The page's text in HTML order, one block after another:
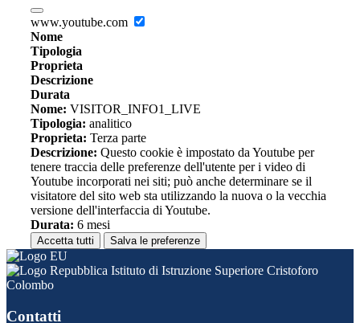
www.youtube.com
Nome
Tipologia
Proprieta
Descrizione
Durata
Nome: VISITOR_INFO1_LIVE
Tipologia: analitico
Proprieta: Terza parte
Descrizione: Questo cookie è impostato da Youtube per
tenere traccia delle preferenze dell'utente per i video di
Youtube incorporati nei siti; può anche determinare se il
visitatore del sito web sta utilizzando la nuova o la vecchia
versione dell'interfaccia di Youtube.
Durata: 6 mesi
Accetta tutti Salva le preferenze
Istituto di Istruzione Superiore Cristoforo
Colombo
Contatti